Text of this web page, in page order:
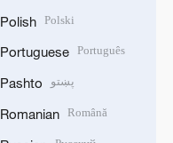
Polish Polski
Portuguese Português
Pashto پښتو
Romanian Română